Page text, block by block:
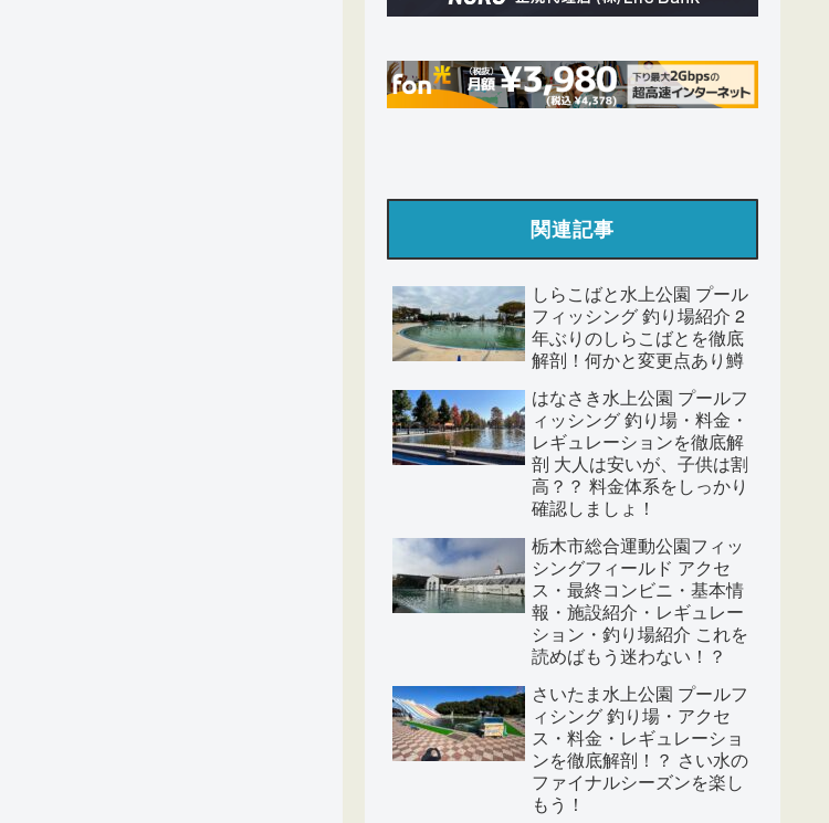
関連記事
しらこばと水上公園 プール
フィッシング 釣り場紹介 2
年ぶりのしらこばとを徹底
解剖！何かと変更点あり鱒
はなさき水上公園 プールフ
ィッシング 釣り場・料金・
レギュレーションを徹底解
剖 大人は安いが、子供は割
高？？ 料金体系をしっかり
確認しましょ！
栃木市総合運動公園フィッ
シングフィールド アクセ
ス・最終コンビニ・基本情
報・施設紹介・レギュレー
ション・釣り場紹介 これを
読めばもう迷わない！？
さいたま水上公園 プールフ
ィシング 釣り場・アクセ
ス・料金・レギュレーショ
ンを徹底解剖！？ さい水の
ファイナルシーズンを楽し
もう！